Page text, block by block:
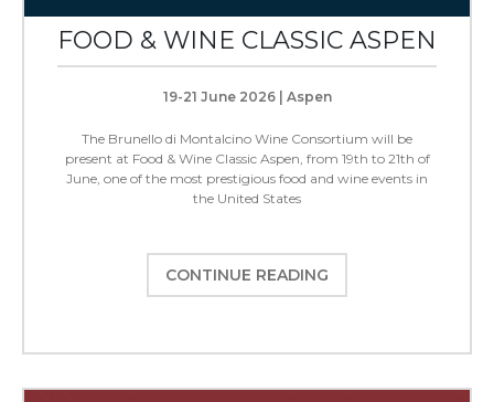
FOOD & WINE CLASSIC ASPEN
19-21 June 2026 | Aspen
The Brunello di Montalcino Wine Consortium will be
present at Food & Wine Classic Aspen, from 19th to 21th of
June, one of the most prestigious food and wine events in
the United States
CONTINUE READING